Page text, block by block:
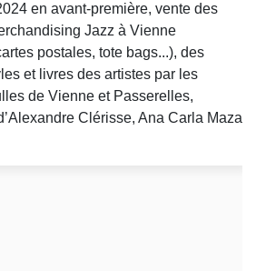
en avant-première, vente des
Jazz à Vienne
postales, tote bags...), des
et livres des artistes par les
de Vienne et Passerelles,
Clérisse, Ana Carla Maza